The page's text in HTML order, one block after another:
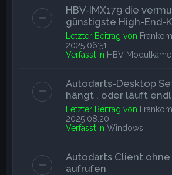
HBV-IMX179 die
günstigste High-End-
Letzter Beitrag von
2025 06:51
Verfasst in HBV
Autodarts-Desktop
hängt , oder läuft
Letzter Beitrag von
2025 08:20
Verfasst inWindows
Autodarts Client
aufrufen